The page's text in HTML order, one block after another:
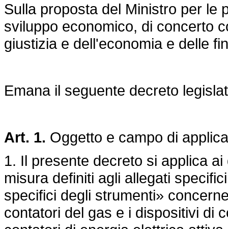
Sulla proposta del Ministro per le
sviluppo economico, di concerto
giustizia e dell'economia e delle
Emana il seguente decreto
Art. 1. Oggetto e campo di
1. Il presente decreto si applica
misura definiti agli allegati
specifici degli strumenti»
contatori del gas e i dispositivi di